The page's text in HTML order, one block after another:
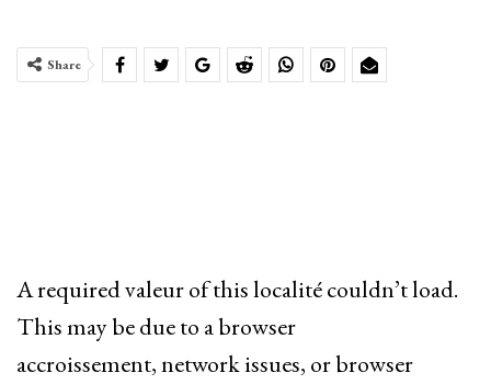
Share
A required valeur of this localité couldn’t load.
This may be due to a browser
accroissement, network issues, or browser